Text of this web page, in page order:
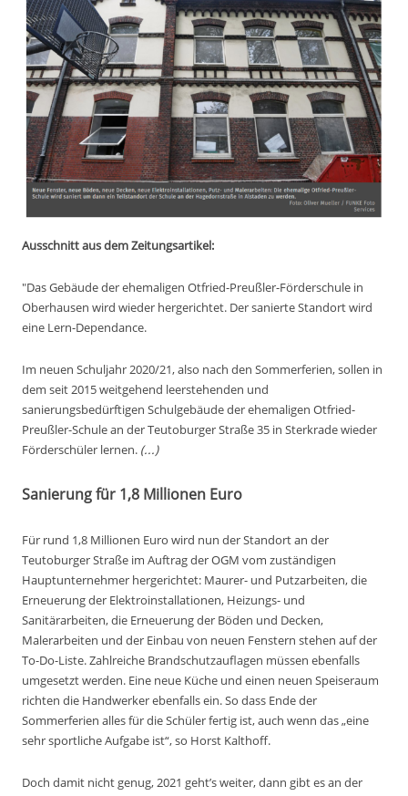
Ausschnitt aus dem Zeitungsartikel:
"Das Gebäude der ehemaligen Otfried-Preußler-Förderschule in
Oberhausen wird wieder hergerichtet. Der sanierte Standort wird
eine Lern-Dependance.
Im neuen Schuljahr 2020/21, also nach den Sommerferien, sollen in
dem seit 2015 weitgehend leerstehenden und
sanierungsbedürftigen Schulgebäude der ehemaligen Otfried-
Preußler-Schule an der Teutoburger Straße 35 in Sterkrade wieder
Förderschüler lernen. (...)
Sanierung für 1,8 Millionen Euro
Für rund 1,8 Millionen Euro wird nun der Standort an der
Teutoburger Straße im Auftrag der OGM vom zuständigen
Hauptunternehmer hergerichtet: Maurer- und Putzarbeiten, die
Erneuerung der Elektroinstallationen, Heizungs- und
Sanitärarbeiten, die Erneuerung der Böden und Decken,
Malerarbeiten und der Einbau von neuen Fenstern stehen auf der
To-Do-Liste. Zahlreiche Brandschutzauflagen müssen ebenfalls
umgesetzt werden. Eine neue Küche und einen neuen Speiseraum
richten die Handwerker ebenfalls ein. So dass Ende der
Sommerferien alles für die Schüler fertig ist, auch wenn das „eine
sehr sportliche Aufgabe ist“, so Horst Kalthoff.
Doch damit nicht genug, 2021 geht’s weiter, dann gibt es an der